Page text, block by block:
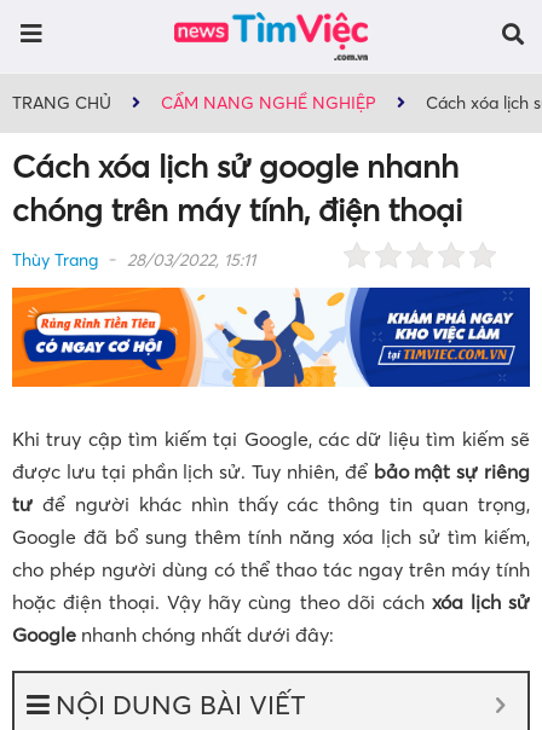
TRANG CHỦ CẨM NANG NGHỀ NGHIỆP Cách xóa lịch
Cách xóa lịch sử google nhanh
chóng trên máy tính, điện thoại
Thùy Trang 28/03/2022, 15:11
Khi truy cập tìm kiếm tại Google, các dữ liệu tìm kiếm sẽ
được lưu tại phần lịch sử. Tuy nhiên, để bảo mật sự riêng
tư để người khác nhìn thấy các thông tin quan trọng,
Google đã bổ sung thêm tính năng xóa lịch sử tìm kiếm,
cho phép người dùng có thể thao tác ngay trên máy tính
hoặc điện thoại. Vậy hãy cùng theo dõi cách xóa lịch sử
Google nhanh chóng nhất dưới đây:
NỘI DUNG BÀI VIẾT